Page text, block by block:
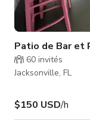
Patio de Bar et
60 invités
Jacksonville, FL
$150 USD/h